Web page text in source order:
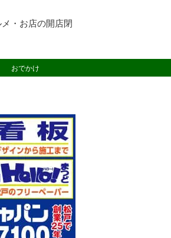
・お店の開店閉
おでかけ